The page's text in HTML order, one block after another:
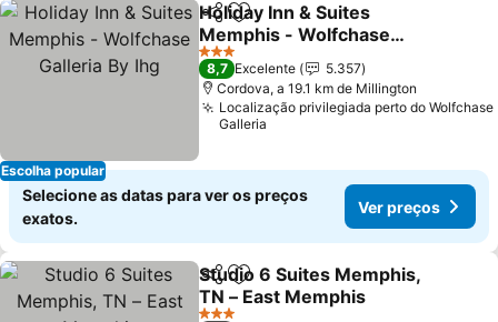
Escolha popular
PartilharAdicionar aos favoritos
Holiday Inn & Suites
Memphis - Wolfchase
Galleria By Ihg
3 Estrelas
8,7 Excelente
5.357
Cordova, a 19.1 km de Millington
Localização privilegiada perto do Wolfchase
Galleria
Selecione as datas para ver os preços
exatos.
Ver preços
PartilharAdicionar aos favoritos
Studio 6 Suites Memphis,
TN – East Memphis